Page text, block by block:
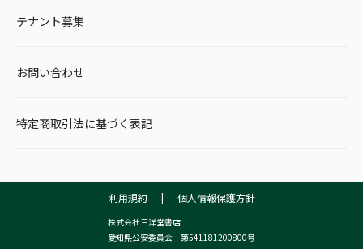
テナント募集
お問い合わせ
特定商取引法に基づく表記
利用規約 | 個人情報保護方針
株式会社三洋堂書店
愛知県公安委員会 第541181200800号